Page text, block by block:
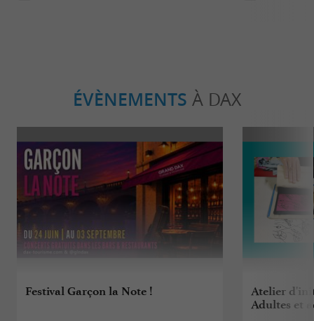
ÉVÈNEMENTS À DAX
Festival Garçon la Note !
Atelier
Adultes et